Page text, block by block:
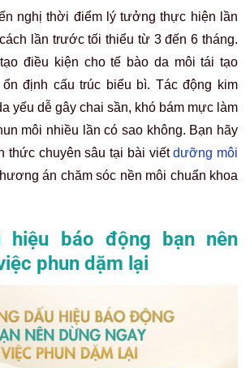
nghị thời điểm lý tưởng thực hiện lần
lần trước tối thiểu từ 3 đến 6 tháng.
điều kiện cho tế bào da môi tái tạo
định cấu trúc biểu bì. Tác động kim
yếu dễ gây chai sần, khó bám mực làm
môi nhiều lần có sao không. Bạn hãy
thức chuyên sâu tại bài viếtdưỡng môi
án chăm sóc nền môi chuẩn khoa
hiệu báo động bạn nên
phun dặm lại